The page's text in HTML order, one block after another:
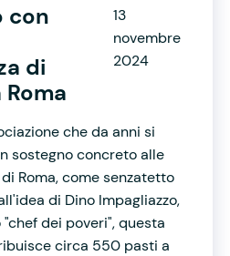
con
di
13
novembre
2024
che da anni si
sostegno concreto alle
Roma, come senzatetto
di Dino Impagliazzo,
dei poveri", questa
circa 550 pasti a